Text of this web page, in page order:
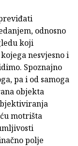
odnosno
koji
nesvjesno i
Spoznajno
pa i od samoga
objekta
motrišta
polje